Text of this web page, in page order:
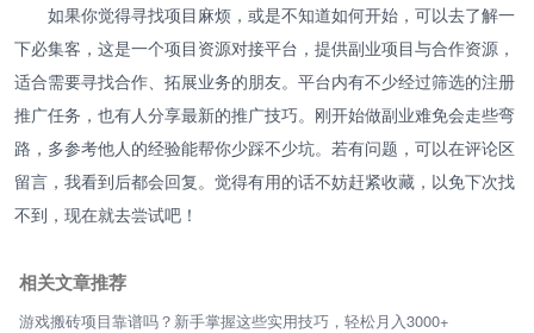
如果你觉得寻找项目麻烦，或是不知道如何开始，可以去了解一
下必集客，这是一个项目资源对接平台，提供副业项目与合作资源，
适合需要寻找合作、拓展业务的朋友。平台内有不少经过筛选的注册
推广任务，也有人分享最新的推广技巧。刚开始做副业难免会走些弯
路，多参考他人的经验能帮你少踩不少坑。若有问题，可以在评论区
留言，我看到后都会回复。觉得有用的话不妨赶紧收藏，以免下次找
不到，现在就去尝试吧！
相关文章推荐
游戏搬砖项目靠谱吗？新手掌握这些实用技巧，轻松月入3000+